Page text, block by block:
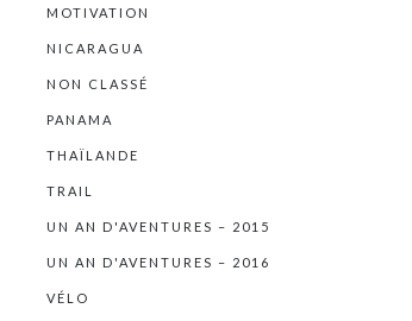
MOTIVATION
NICARAGUA
NON CLASSÉ
PANAMA
THAÏLANDE
TRAIL
UN AN D'AVENTURES – 2015
UN AN D'AVENTURES – 2016
VÉLO